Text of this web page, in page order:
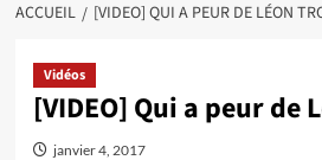
ACCUEIL [VIDEO] QUI A PEUR DE LÉON
Vidéos
[VIDEO] Qui a peur de
janvier 4, 2017